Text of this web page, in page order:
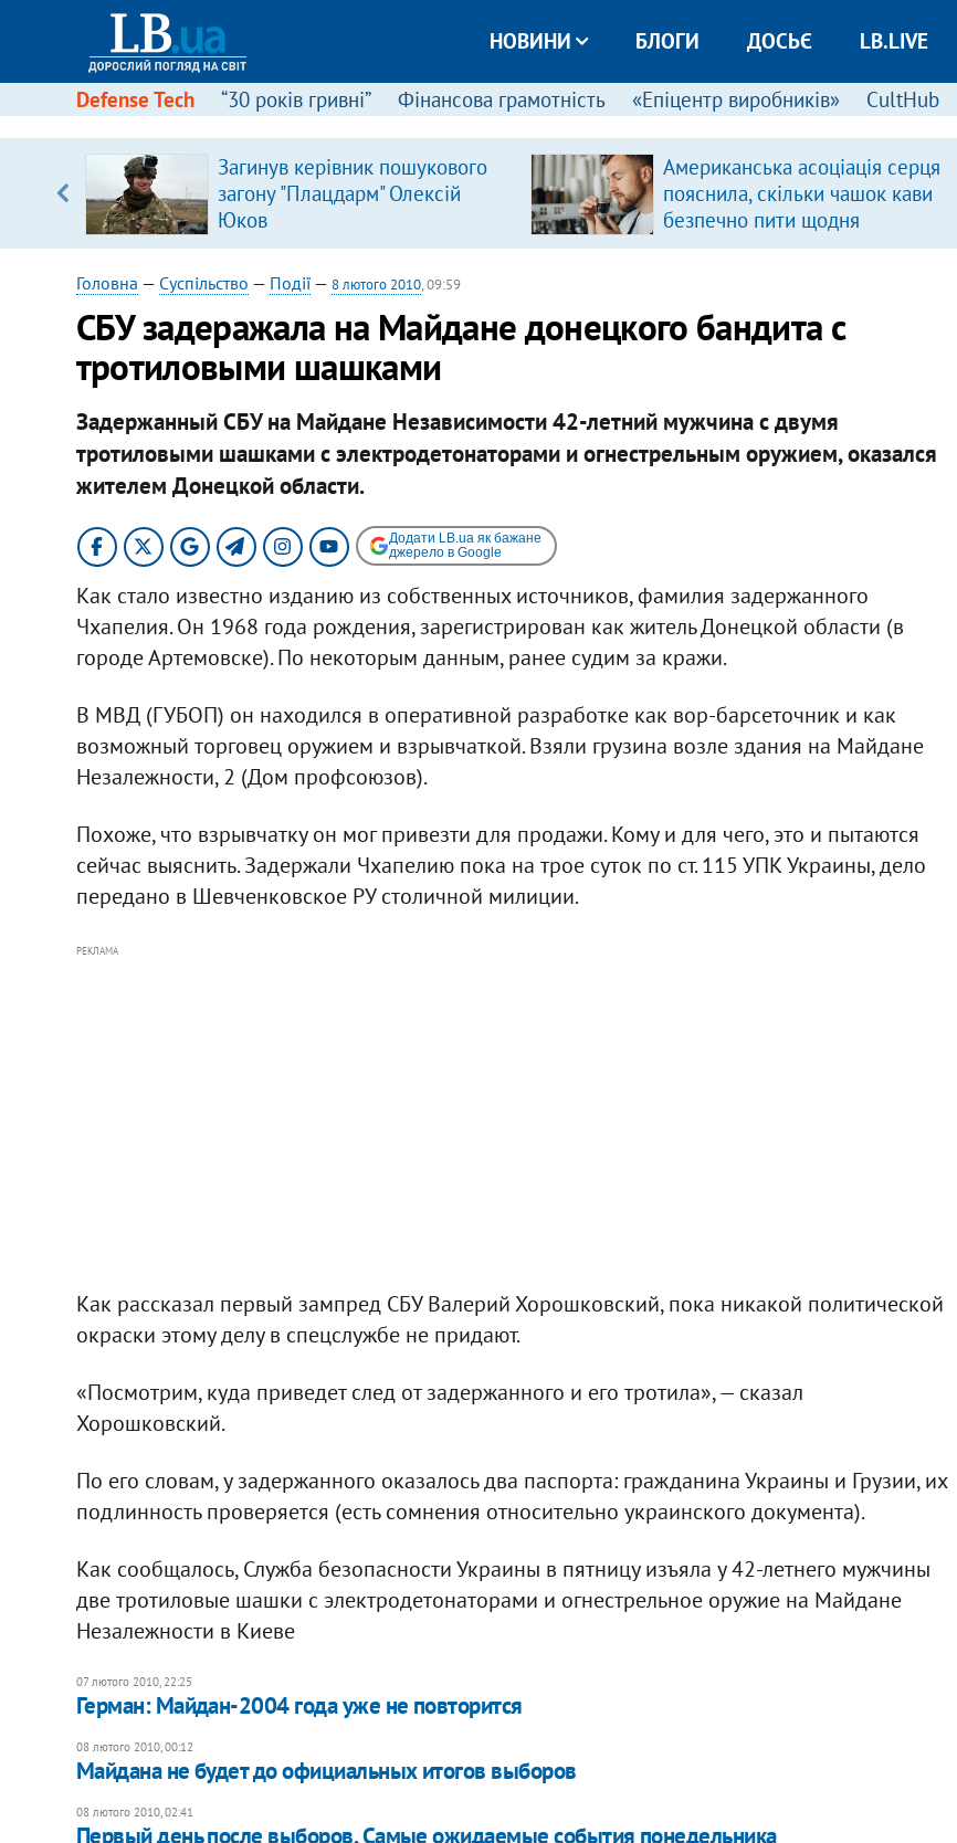
НОВИНИ БЛОГИ ДОСЬЄ LB.LIVE
Defense Tech “30 років гривні” Фінансова грамотність «Епіцентр виробників» CultHub
Загинув керівник пошукового
загону "Плацдарм" Олексій
Юков
Американська асоціація серця
пояснила, скільки чашок кави
безпечно пити щодня
Головна — Суспільство — Події— 8 лютого 2010, 09:59
СБУ задеражала на Майдане донецкого бандита с
тротиловыми шашками
Задержанный СБУ на Майдане Независимости 42-летний мужчина с двумя
тротиловыми шашками с электродетонаторами и огнестрельным оружием, оказался
жителем Донецкой области.
Додати LB.ua як бажане
джерело в Google
Как стало известно изданию из собственных источников, фамилия задержанного
Чхапелия. Он 1968 года рождения, зарегистрирован как житель Донецкой области (в
городе Артемовске). По некоторым данным, ранее судим за кражи.
В МВД (ГУБОП) он находился в оперативной разработке как вор-барсеточник и как
возможный торговец оружием и взрывчаткой. Взяли грузина возле здания на Майдане
Незалежности, 2 (Дом профсоюзов).
Похоже, что взрывчатку он мог привезти для продажи. Кому и для чего, это и пытаются
сейчас выяснить. Задержали Чхапелию пока на трое суток по ст. 115 УПК Украины, дело
передано в Шевченковское РУ столичной милиции.
РЕКЛАМА
Как рассказал первый зампред СБУ Валерий Хорошковский, пока никакой политической
окраски этому делу в спецслужбе не придают.
«Посмотрим, куда приведет след от задержанного и его тротила», — сказал
Хорошковский.
По его словам, у задержанного оказалось два паспорта: гражданина Украины и Грузии, их
подлинность проверяется (есть сомнения относительно украинского документа).
Как сообщалось, Служба безопасности Украины в пятницу изъяла у 42-летнего мужчины
две тротиловые шашки с электродетонаторами и огнестрельное оружие на Майдане
Незалежности в Киеве
07 лютого 2010, 22:25
Герман: Майдан-2004 года уже не повторится
08 лютого 2010, 00:12
Майдана не будет до официальных итогов выборов
08 лютого 2010, 02:41
Первый день после выборов. Самые ожидаемые события понедельника